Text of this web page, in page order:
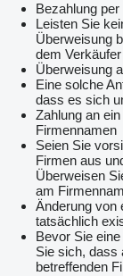
Bezahlung
Leisten Sie
Überweisung
dem
Überweisung
Eine solche
dass es sich
Zahlung an
Firmennamen
Seien Sie
Firmen aus
Überweisen
am
Änderung von
tatsächlich
Bevor Sie
Sie sich, dass
betreffenden